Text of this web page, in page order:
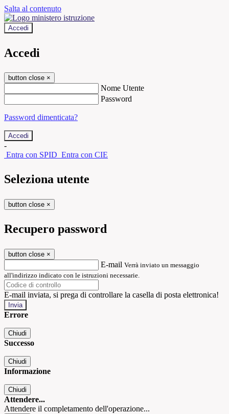
Salta al contenuto
Accedi
Accedi
button close ×
Nome Utente
Password
Password dimenticata?
-
Entra con SPID Entra con CIE
Seleziona utente
button close ×
Recupero password
button close ×
E-mail Verrà inviato un messaggio
all'indirizzo indicato con le istruzioni necessarie.
E-mail inviata, si prega di controllare la casella di posta elettronica!
Errore
Chiudi
Successo
Chiudi
Informazione
Chiudi
Attendere...
Attendere il completamento dell'operazione...